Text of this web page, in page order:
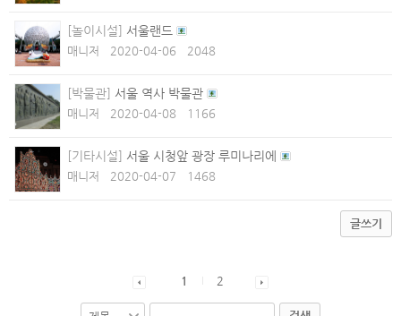
[놀이시설] 서울랜드
매니저 2020-04-06 2048
[박물관] 서울 역사 박물관
매니저 2020-04-08 1166
[기타시설] 서울 시청앞 광장 루미나리에
매니저 2020-04-07 1468
글쓰기
1 2